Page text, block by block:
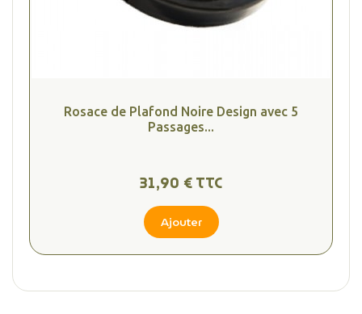
Rosace de Plafond Noire Design avec 5
Passages...
31,90 € TTC
Ajouter